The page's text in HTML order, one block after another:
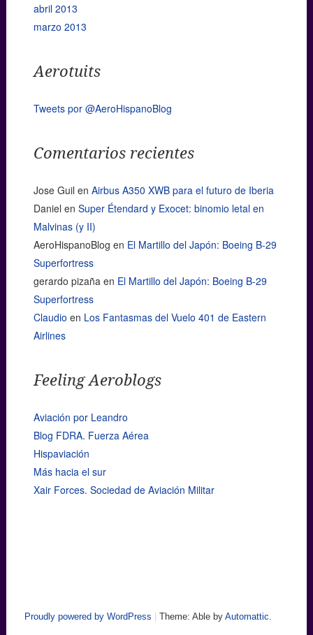
abril 2013
marzo 2013
Aerotuits
Tweets por @AeroHispanoBlog
Comentarios recientes
Jose Guil en Airbus A350 XWB para el futuro de Iberia
Daniel en Super Étendard y Exocet: binomio letal en
Malvinas (y II)
AeroHispanoBlog en El Martillo del Japón: Boeing B-29
Superfortress
gerardo pizaña en El Martillo del Japón: Boeing B-29
Superfortress
Claudio en Los Fantasmas del Vuelo 401 de Eastern
Airlines
Feeling Aeroblogs
Aviación por Leandro
Blog FDRA. Fuerza Aérea
Hispaviación
Más hacia el sur
Xair Forces. Sociedad de Aviación Militar
Proudly powered by WordPress | Theme: Able by Automattic